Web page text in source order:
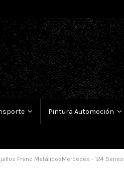
Pintura Automoción
Freno MetálicosMercedes - 124